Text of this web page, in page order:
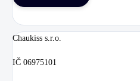
Chaukiss s.r.o.
IČ 06975101